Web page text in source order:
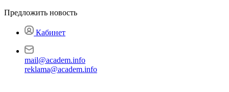
Предложить новость
Кабинет
mail@academ.info
reklama@academ.info